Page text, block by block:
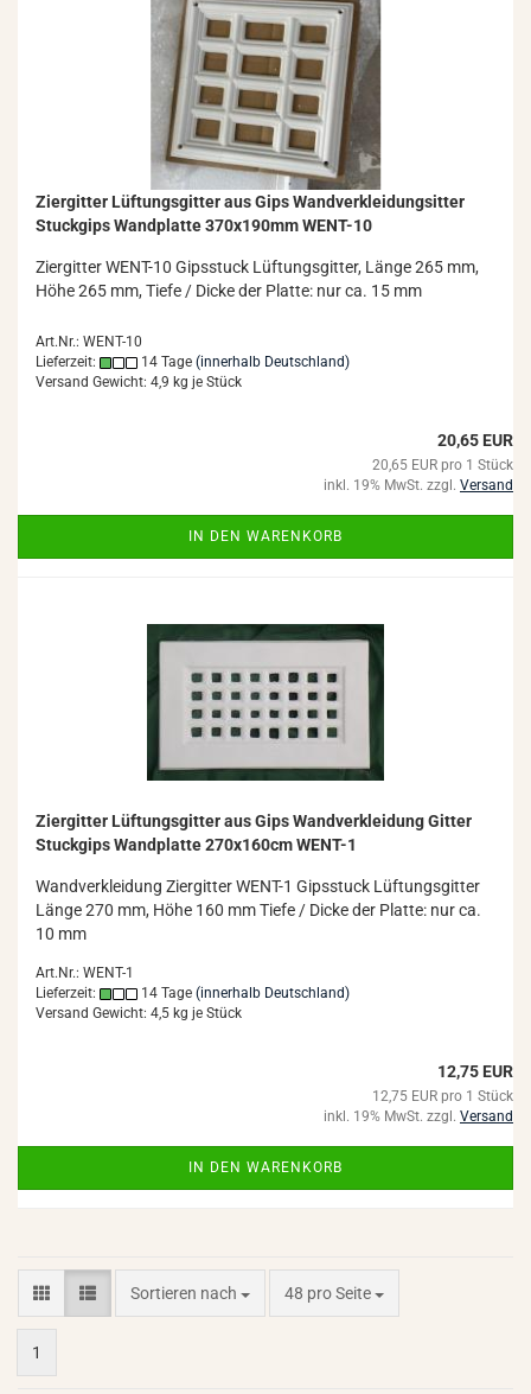
Zi­er­git­ter Lüf­tungs­git­ter aus Gips Wand­ver­klei­dungs­it­ter
Stuck­gips Wand­plat­te 370x190mm WENT-​10
Zi­er­git­ter WENT-​10 Gips­stuck Lüf­tungs­git­ter, Länge 265 mm,
Höhe 265 mm, Tiefe / Dicke der Plat­te: nur ca. 15 mm
Art.Nr.: WENT-10
Lieferzeit:
14 Tage (innerhalb Deutschland)
Versand Gewicht: 4,9 kg je Stück
20,65 EUR
20,65 EUR pro 1 Stück
inkl. 19% MwSt. zzgl. Versand
IN DEN WARENKORB
Zi­er­git­ter Lüf­tungs­git­ter aus Gips Wand­ver­klei­dung Git­ter
Stuck­gips Wand­plat­te 270x160cm WENT-​1
Wand­ver­klei­dung Zi­er­git­ter WENT-​1 Gips­stuck Lüf­tungs­git­ter
Länge 270 mm, Höhe 160 mm Tiefe / Dicke der Plat­te: nur ca.
10 mm
Art.Nr.: WENT-1
Lieferzeit:
14 Tage (innerhalb Deutschland)
Versand Gewicht: 4,5 kg je Stück
12,75 EUR
12,75 EUR pro 1 Stück
inkl. 19% MwSt. zzgl. Versand
IN DEN WARENKORB
Sortieren nach
Sortieren nach 48 pro Seite
pro Seite
1